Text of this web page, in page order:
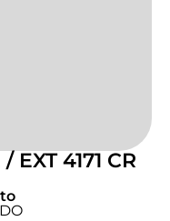
EXT 4171 CR